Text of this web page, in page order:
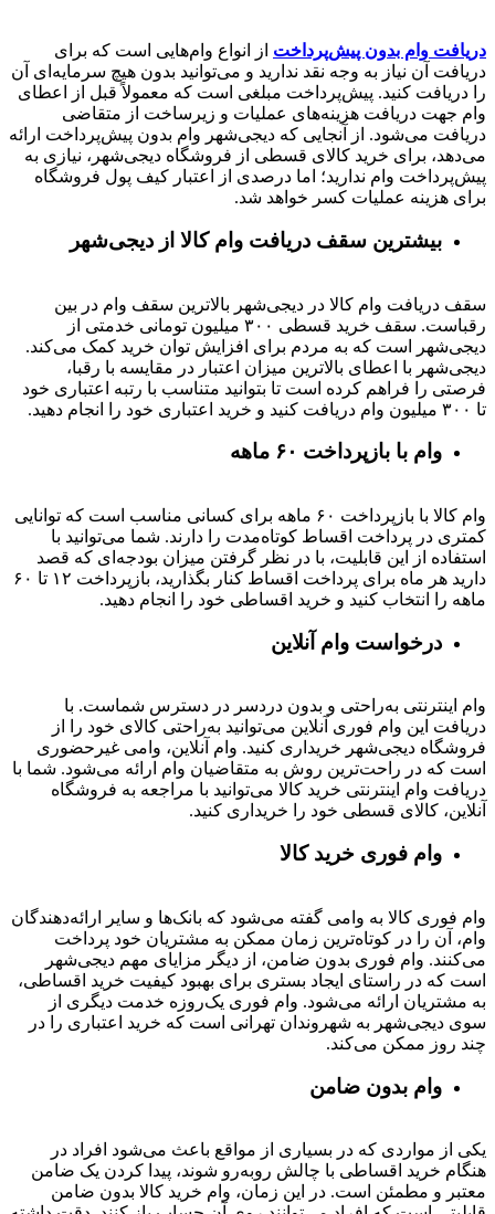
دریافت وام بدون پیش‌پرداخت از انواع وام‌هایی است که برای
دریافت آن نیاز به وجه نقد ندارید و می‌توانید بدون هیچ سرمایه‌ای آن
را دریافت کنید. پیش‌پرداخت مبلغی است که معمولاً قبل از اعطای
وام جهت دریافت هزینه‌های عملیات و زیرساخت از متقاضی
دریافت می‌شود. از آنجایی که دیجی‌شهر وام بدون پیش‌پرداخت ارائه
می‌دهد، برای خرید کالای قسطی از فروشگاه دیجی‌شهر، نیازی به
پیش‌پرداخت وام ندارید؛ اما درصدی از اعتبار کیف پول فروشگاه
برای هزینه عملیات کسر خواهد شد.
بیشترین سقف دریافت وام کالا از دیجی‌شهر
سقف دریافت وام کالا در دیجی‌شهر بالاترین سقف وام در بین
رقباست. سقف خرید قسطی ۳۰۰ میلیون تومانی خدمتی از
دیجی‌شهر است که به مردم برای افزایش توان خرید کمک می‌کند.
دیجی‌شهر با اعطای بالاترین میزان اعتبار در مقایسه با رقبا،
فرصتی را فراهم کرده است تا بتوانید متناسب با رتبه اعتباری خود
تا ۳۰۰ میلیون وام دریافت کنید و خرید اعتباری خود را انجام دهید.
وام با بازپرداخت ۶۰ ماهه
وام کالا با بازپرداخت ۶۰ ماهه برای کسانی مناسب است که توانایی
کمتری در پرداخت اقساط کوتاه‌مدت را دارند. شما می‌توانید با
استفاده از این قابلیت، با در نظر گرفتن میزان بودجه‌ای که قصد
دارید هر ماه برای پرداخت اقساط کنار بگذارید، بازپرداخت ۱۲ تا ۶۰
ماهه را انتخاب کنید و خرید اقساطی خود را انجام دهید.
درخواست وام آنلاین
وام اینترنتی به‌راحتی و بدون دردسر در دسترس شماست. با
دریافت این وام فوری آنلاین می‌توانید به‌راحتی کالای خود را از
فروشگاه دیجی‌شهر خریداری کنید. وام آنلاین، وامی غیرحضوری
است که در راحت‌ترین روش به متقاضیان وام ارائه می‌شود. شما با
دریافت وام اینترنتی خرید کالا می‌توانید با مراجعه به فروشگاه
آنلاین، کالای قسطی خود را خریداری کنید.
وام فوری خرید کالا
وام فوری کالا به وامی گفته می‌شود که بانک‌ها و سایر ارائه‌دهندگان
وام، آن را در کوتاه‌ترین زمان ممکن به مشتریان خود پرداخت
می‌کنند. وام فوری بدون ضامن، از دیگر مزایای مهم دیجی‌شهر
است که در راستای ایجاد بستری برای بهبود کیفیت خرید اقساطی،
به مشتریان ارائه می‌شود. وام فوری یک‌روزه خدمت دیگری از
سوی دیجی‌شهر به شهروندان تهرانی است که خرید اعتباری را در
چند روز ممکن می‌کند.
وام بدون ضامن
یکی از مواردی که در بسیاری از مواقع باعث می‌شود افراد در
هنگام خرید اقساطی با چالش روبه‌رو شوند، پیدا کردن یک ضامن
معتبر و مطمئن است. در این زمان، وام خرید کالا بدون ضامن